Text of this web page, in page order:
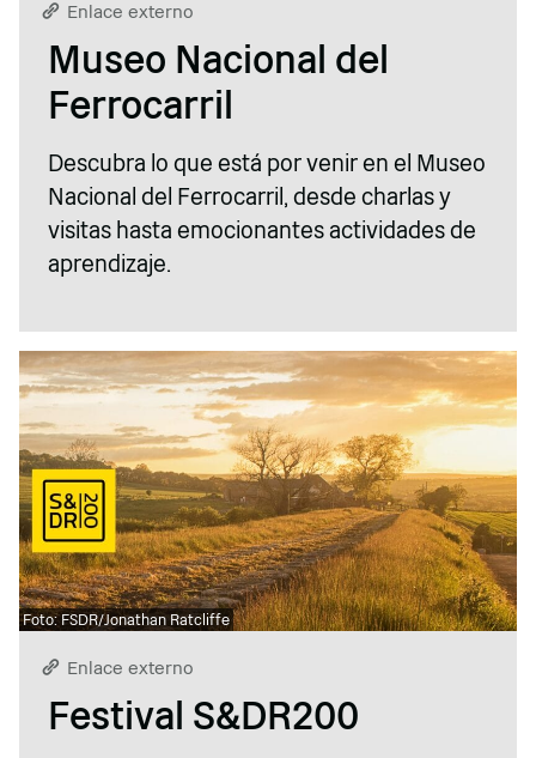
Enlace externo
Museo Nacional del
Ferrocarril
Descubra lo que está por venir en el Museo
Nacional del Ferrocarril, desde charlas y
visitas hasta emocionantes actividades de
aprendizaje.
Foto: FSDR/Jonathan Ratcliffe
Enlace externo
Festival S&DR200